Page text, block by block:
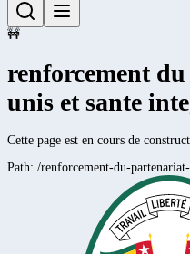
🚧
renforcement
unis et sante
Cette page est en cours de
Path: /renforcement-du-